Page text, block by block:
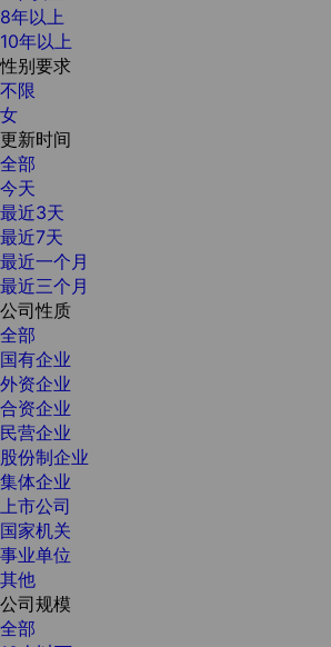
8年以上
10年以上
性别要求
不限
女
更新时间
全部
今天
最近3天
最近7天
最近一个月
最近三个月
公司性质
全部
国有企业
外资企业
合资企业
民营企业
股份制企业
集体企业
上市公司
国家机关
事业单位
其他
公司规模
全部